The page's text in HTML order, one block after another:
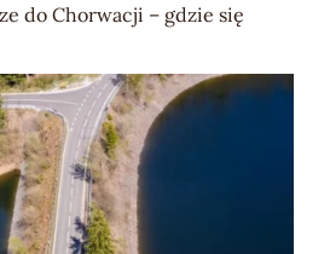
do Chorwacji – gdzie się